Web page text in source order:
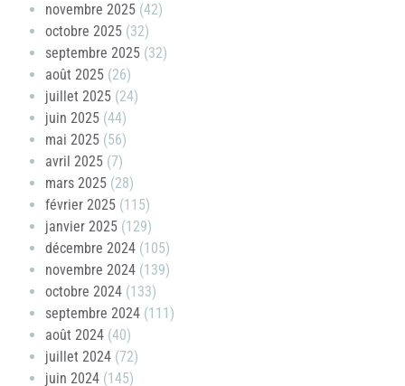
novembre 2025 (42)
octobre 2025 (32)
septembre 2025 (32)
août 2025 (26)
juillet 2025 (24)
juin 2025 (44)
mai 2025 (56)
avril 2025 (7)
mars 2025 (28)
février 2025 (115)
janvier 2025 (129)
décembre 2024 (105)
novembre 2024 (139)
octobre 2024 (133)
septembre 2024 (111)
août 2024 (40)
juillet 2024 (72)
juin 2024 (145)